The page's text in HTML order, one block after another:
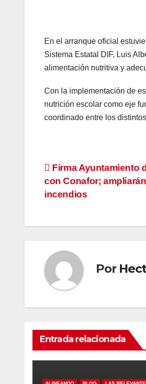
En el arranque oficial
Sistema Estatal DIF, Luis
alimentación nutritiva y
Con la implementación de
nutrición escolar como eje
coordinado entre los
Navegación
de
Firma Ayuntamiento
con Conafor;
incendios
Por
Entrada relacionada